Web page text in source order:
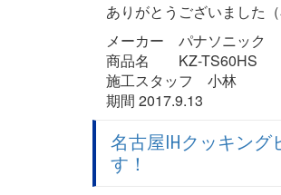
ありがとうございました（
メーカー パナソニック
商品名 KZ-TS60HS
施工スタッフ 小林
期間 2017.9.13
名古屋IHクッキング
す！